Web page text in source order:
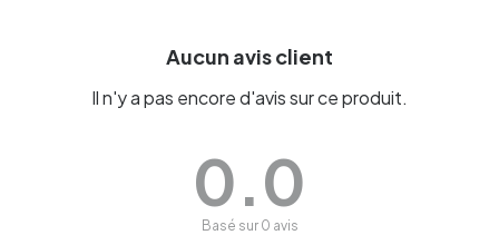
Aucun avis client
Il n'y a pas encore d'avis sur ce produit.
0.0
Basé sur 0 avis